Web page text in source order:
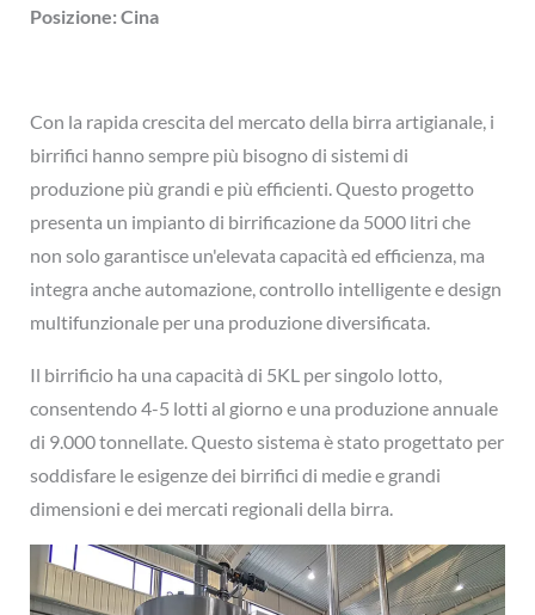
Posizione: Cina
Con la rapida crescita del mercato della birra artigianale, i
birrifici hanno sempre più bisogno di sistemi di
produzione più grandi e più efficienti. Questo progetto
presenta un impianto di birrificazione da 5000 litri che
non solo garantisce un'elevata capacità ed efficienza, ma
integra anche automazione, controllo intelligente e design
multifunzionale per una produzione diversificata.
Il birrificio ha una capacità di 5KL per singolo lotto,
consentendo 4-5 lotti al giorno e una produzione annuale
di 9.000 tonnellate. Questo sistema è stato progettato per
soddisfare le esigenze dei birrifici di medie e grandi
dimensioni e dei mercati regionali della birra.